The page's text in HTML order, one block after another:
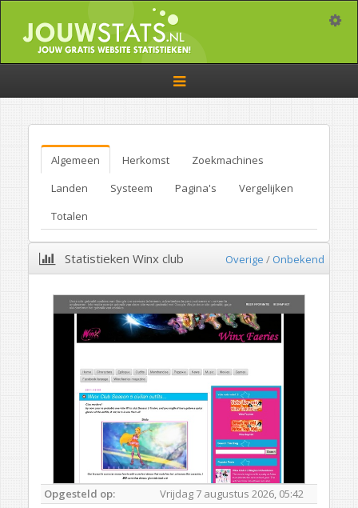
Toggle
navigation
Algemeen Herkomst
Zoekmachines
Landen
Systeem Pagina's
Vergelijken
Totalen
Statistieken Winx club Overige /Onbekend
Opgesteld op:
Vrijdag 7 augustus 2026, 05:42